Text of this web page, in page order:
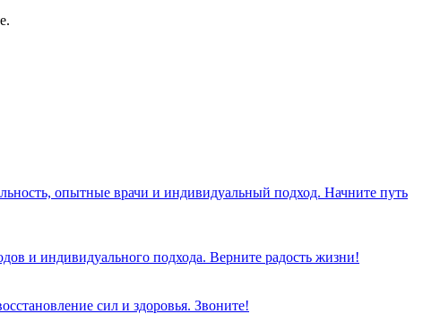
опытные врачи и индивидуальный подход. Начните путь
и индивидуального подхода. Верните радость жизни!
сил и здоровья. Звоните!